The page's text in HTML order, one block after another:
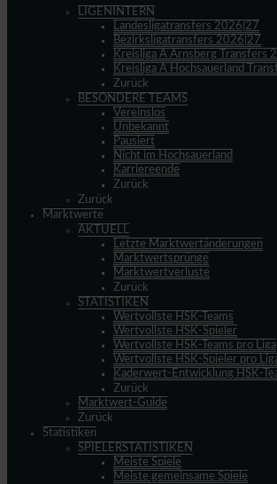
LIGENINTERN
Landesligatransfers 2026|27
Bezirksligatransfers 2026|27
Kreisliga A Arnsberg Transfers
Kreisliga A Hochsauerland
Zurück
BESONDERE TEAMS
Vereinslos
Unbekannt
Pausiert
Nicht im Hochsauerland
Karriereende
Zurück
Zurück
Marktwerte
AKTUELL
Letzte Marktwertänderungen
Marktwertsprünge
Marktwertverluste
Zurück
STATISTIKEN
Wertvollste HSK-Teams
Wertvollste HSK-Spieler
Wertvollste HSK-Teams pro Liga
Wertvollste HSK-Spieler pro
Kaderwert-Entwicklung HSK-
Zurück
Marktwert-Guide
Zurück
Statistiken
SPIELERSTATISTIKEN
Meiste Spiele
Meiste gemeinsame Spiele